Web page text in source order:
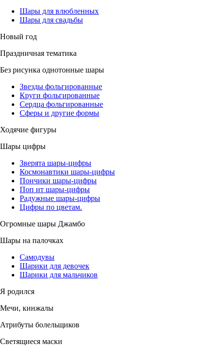
Шары для влюбленных
Шары для свадьбы
Новый год
Праздничная тематика
Без рисунка однотонные шары
Звезды фольгированные
Круги фольгированные
Сердца фольгированные
Сферы и другие формы
Ходячие фигуры
Шары цифры
Зверята шары-цифры
Космонавтики шары-цифры
Пончики шары-цифры
Поп ит шары-цифры
Радужные шары-цифры
Цифры по цветам.
Огромные шары Джамбо
Шары на палочках
Самодувы
Шарики для девочек
Шарики для мальчиков
Я родился
Мечи, кинжалы
Атрибуты болельщиков
Светящиеся маски